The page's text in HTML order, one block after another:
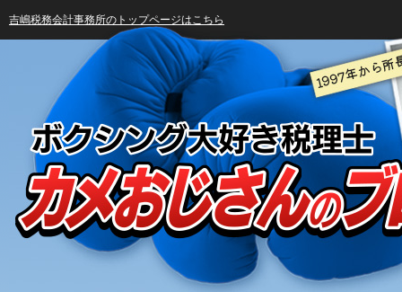
吉嶋税務会計事務所のトップページはこちら